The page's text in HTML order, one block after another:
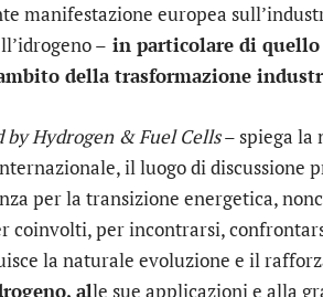
manifestazione europea
– in particolare di
della trasformazione
by Hydrogen & Fuel Cells– spiega la
il luogo di discussione
per la transizione energetica,
per incontrarsi,
la naturale evoluzione e il
alle sue applicazioni e alla